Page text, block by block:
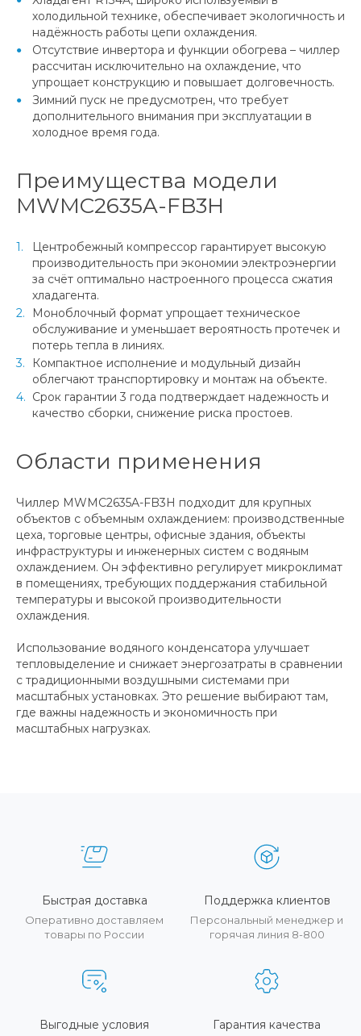
холодильной технике, обеспечивает экологичность и
надёжность работы цепи охлаждения.
Отсутствие инвертора и функции обогрева – чиллер
рассчитан исключительно на охлаждение, что
упрощает конструкцию и повышает долговечность.
Зимний пуск не предусмотрен, что требует
дополнительного внимания при эксплуатации в
холодное время года.
Преимущества модели
MWMC2635A-FB3H
Центробежный компрессор гарантирует высокую
производительность при экономии электроэнергии
за счёт оптимально настроенного процесса сжатия
хладагента.
Моноблочный формат упрощает техническое
обслуживание и уменьшает вероятность протечек и
потерь тепла в линиях.
Компактное исполнение и модульный дизайн
облегчают транспортировку и монтаж на объекте.
Срок гарантии 3 года подтверждает надежность и
качество сборки, снижение риска простоев.
Области применения
Чиллер MWMC2635A-FB3H подходит для крупных
объектов с объемным охлаждением: производственные
цеха, торговые центры, офисные здания, объекты
инфраструктуры и инженерных систем с водяным
охлаждением. Он эффективно регулирует микроклимат
в помещениях, требующих поддержания стабильной
температуры и высокой производительности
охлаждения.
Использование водяного конденсатора улучшает
тепловыделение и снижает энергозатраты в сравнении
с традиционными воздушными системами при
масштабных установках. Это решение выбирают там,
где важны надежность и экономичность при
масштабных нагрузках.
Быстрая доставка
Оперативно доставляем
товары по России
Поддержка клиентов
Персональный менеджер и
горячая линия 8-800
Выгодные условия Гарантия качества